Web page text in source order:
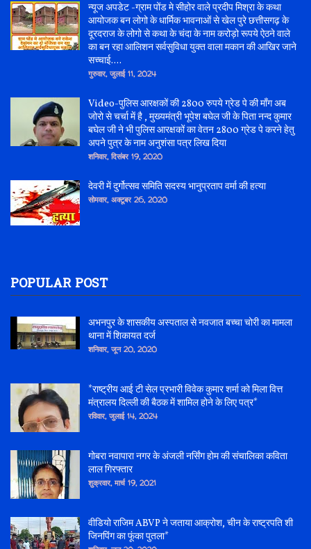
न्यूज अपडेट -ग्राम पोंड मे सीहोर वाले प्रदीप मिश्रा के कथा
आयोजक बन लोगो के धार्मिक भावनाओं से खेल पुरे छत्तीसगढ़ के
दूरदराज के लोगो से कथा के चंदा के नाम करोड़ो रूपये ऐठने वाले
का बन रहा आलिशन सर्वसुविधा युक्त वाला मकान की आखिर जाने
सच्चाई....
गुरुवार, जुलाई 11, 2024
Video-पुलिस आरक्षकों की 2800 रुपये ग्रेड पे की माँग अब
जोरो से चर्चा में है , मुख्यमंत्री भूपेश बघेल जी के पिता नन्द कुमार
बघेल जी ने भी पुलिस आरक्षकों का वेतन 2800 ग्रेड पे करने हेतु
अपने पुत्र के नाम अनुशंसा पत्र लिख दिया
शनिवार, दिसंबर 19, 2020
देवरी में दुर्गोत्सव समिति सदस्य भानुप्रताप वर्मा की हत्या
सोमवार, अक्टूबर 26, 2020
POPULAR POST
अभनपुर के शासकीय अस्पताल से नवजात बच्चा चोरी का मामला
थाना में शिकायत दर्ज
शनिवार, जून 20, 2020
*राष्ट्रीय आई टी सेल प्रभारी विवेक कुमार शर्मा को मिला वित्त
मंत्रालय दिल्ली की बैठक में शामिल होने के लिए पत्र*
रविवार, जुलाई 14, 2024
गोबरा नवापारा नगर के अंजली नर्सिंग होम की संचालिका कविता
लाल गिरफ्तार
शुक्रवार, मार्च 19, 2021
वीडियो राजिम ABVP ने जताया आक्रोश, चीन के राष्ट्रपति शी
जिनपिंग का फूंका पुतला*